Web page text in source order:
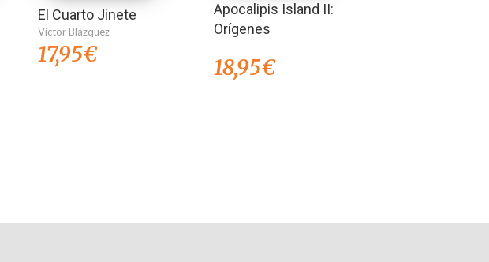
El Cuarto Jinete
Victor Blázquez
17,95€
Apocalipis Island II:
Orígenes
18,95€